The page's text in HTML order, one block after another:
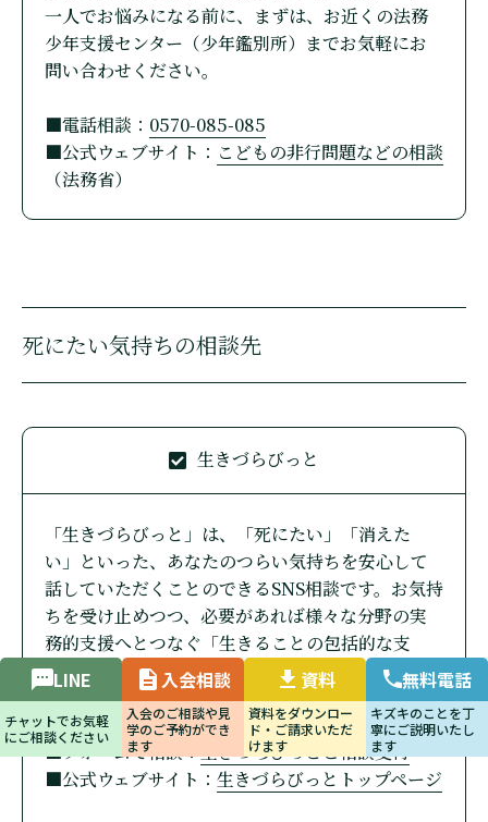
LINE
チャットでお気軽
にご相談ください
入会相談
入会のご相談や見
学のご予約ができ
ます
資料
資料をダウンロー
ド・ご請求いただ
けます
無料電話
キズキのことを丁
寧にご説明いたし
ます
一人でお悩みになる前に、まずは、お近くの法務
少年支援センター（少年鑑別所）までお気軽にお
問い合わせください。
■電話相談： 0570-085-085
■公式ウェブサイト： こどもの非行問題などの相談
（法務省）
死にたい気持ちの相談先
生きづらびっと
「生きづらびっと」は、「死にたい」「消えた
い」といった、あなたのつらい気持ちを安心して
話していただくことのできるSNS相談です。お気持
ちを受け止めつつ、必要があれば様々な分野の実
務的支援へとつなぐ「生きることの包括的な支
援」を行っています。
■LINEで相談：@kyorisoi-chat
■フォームで相談：生きづらびっとご相談受付
■公式ウェブサイト： 生きづらびっとトップページ